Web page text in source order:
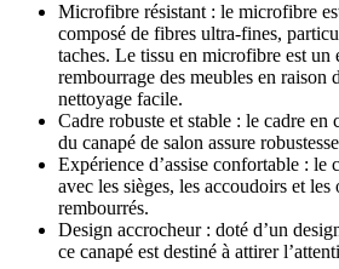
Microfibre résistant : le microfibre
composé de fibres ultra-fines,
taches. Le tissu en microfibre est
rembourrage des meubles en raison
nettoyage facile.
Cadre robuste et stable : le cadre en
du canapé de salon assure
Expérience d’assise confortable : le
avec les sièges, les accoudoirs et
rembourrés.
Design accrocheur : doté d’un
ce canapé est destiné à attirer